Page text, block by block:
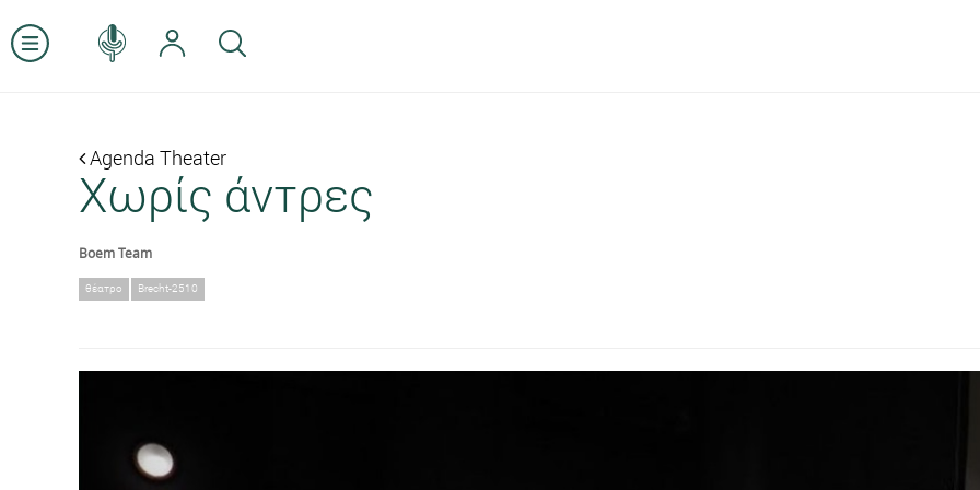
Agenda Theater
Χωρίς άντρες
Boem Team
θέατρο Brecht-2510